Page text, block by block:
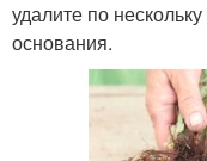
удалите по
основания.